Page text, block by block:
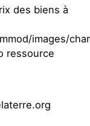
des biens à
images/
ressource